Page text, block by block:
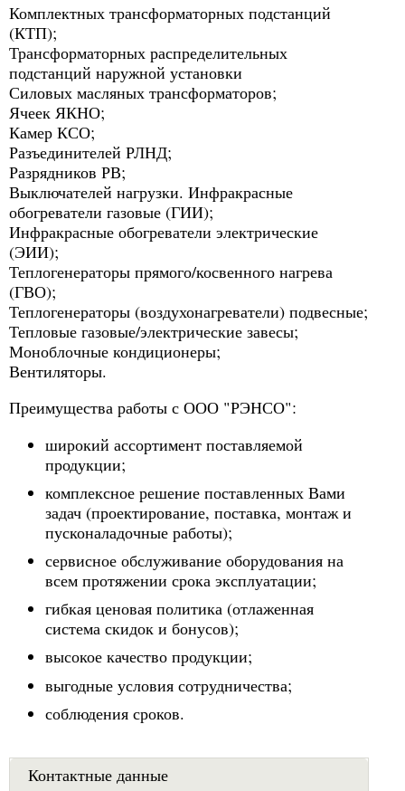
Комплектных трансформаторных подстанций
(КТП);
Трансформаторных распределительных
подстанций наружной установки
Силовых масляных трансформаторов;
Ячеек ЯКНО;
Камер КСО;
Разъединителей РЛНД;
Разрядников РВ;
Выключателей нагрузки. Инфракрасные
обогреватели газовые (ГИИ);
Инфракрасные обогреватели электрические
(ЭИИ);
Теплогенераторы прямого/косвенного нагрева
(ГВО);
Теплогенераторы (воздухонагреватели) подвесные;
Тепловые газовые/электрические завесы;
Моноблочные кондиционеры;
Вентиляторы.
Преимущества работы с ООО "РЭНСО":
широкий ассортимент поставляемой
продукции;
комплексное решение поставленных Вами
задач (проектирование, поставка, монтаж и
пусконаладочные работы);
сервисное обслуживание оборудования на
всем протяжении срока эксплуатации;
гибкая ценовая политика (отлаженная
система скидок и бонусов);
высокое качество продукции;
выгодные условия сотрудничества;
соблюдения сроков.
Контактные данные